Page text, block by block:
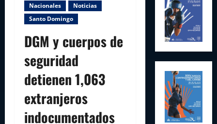
Nacionales
Noticias
Santo Domingo
DGM y cuerpos de
seguridad
detienen 1,063
extranjeros
indocumentados